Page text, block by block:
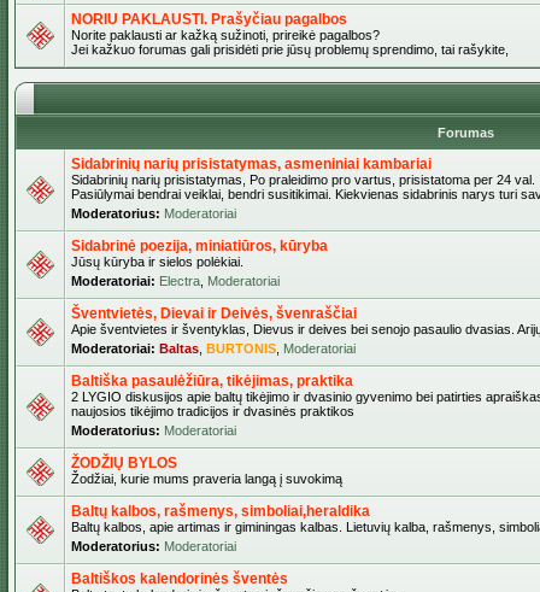
NORIU PAKLAUSTI. Prašyčiau pagalbos
Norite paklausti ar kažką sužinoti, prireikė pagalbos?
Jei kažkuo forumas gali prisidėti prie jūsų problemų sprendimo, tai rašykite,
Forumas
Sidabrinių narių prisistatymas, asmeniniai kambariai
Sidabrinių narių prisistatymas, Po praleidimo pro vartus, prisistatoma per 24 val.
Pasiūlymai bendrai veiklai, bendri susitikimai. Kiekvienas sidabrinis narys turi
Moderatorius: Moderatoriai
Sidabrinė poezija, miniatiūros, kūryba
Jūsų kūryba ir sielos polėkiai.
Moderatoriai: Electra Moderatoriai
Šventvietės, Dievai ir Deivės, švenraščiai
Apie šventvietes ir šventyklas, Dievus ir deives bei senojo pasaulio dvasias.
Moderatoriai: Baltas BURTONIS Moderatoriai
Baltiška pasaulėžiūra, tikėjimas, praktika
2 LYGIO diskusijos apie baltų tikėjimo ir dvasinio gyvenimo bei patirties
naujosios tikėjimo tradicijos ir dvasinės praktikos
Moderatorius: Moderatoriai
ŽODŽIŲ BYLOS
Žodžiai, kurie mums praveria langą į suvokimą
Baltų kalbos, rašmenys, simboliai,heraldika
Baltų kalbos, apie artimas ir giminingas kalbas. Lietuvių kalba, rašmenys,
Moderatorius: Moderatoriai
Baltiškos kalendorinės šventės